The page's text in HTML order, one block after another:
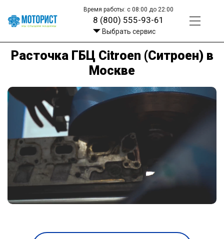
Время работы: с 08:00 до 22:00
8 (800) 555-93-61
Выбрать сервис
Расточка ГБЦ Citroen (Ситроен) в
Москве